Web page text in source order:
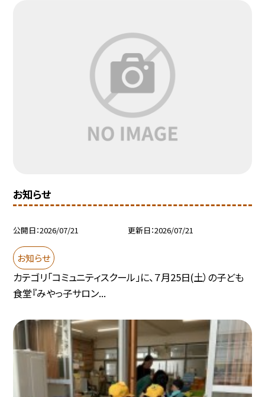
お知らせ
公開日 2026/07/21 更新日 2026/07/21
お知らせ
カテゴリ「コミュニティスクール」に、７月25日(土）の子ども
食堂『みやっ子サロン...